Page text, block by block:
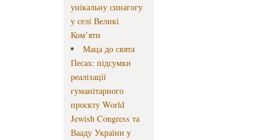
унікальну синагогу
у селі Великі
Ком’яти
Маца до свята
Песах: підсумки
реалізації
гуманітарного
проєкту World
Jewish Congress та
Вааду України у